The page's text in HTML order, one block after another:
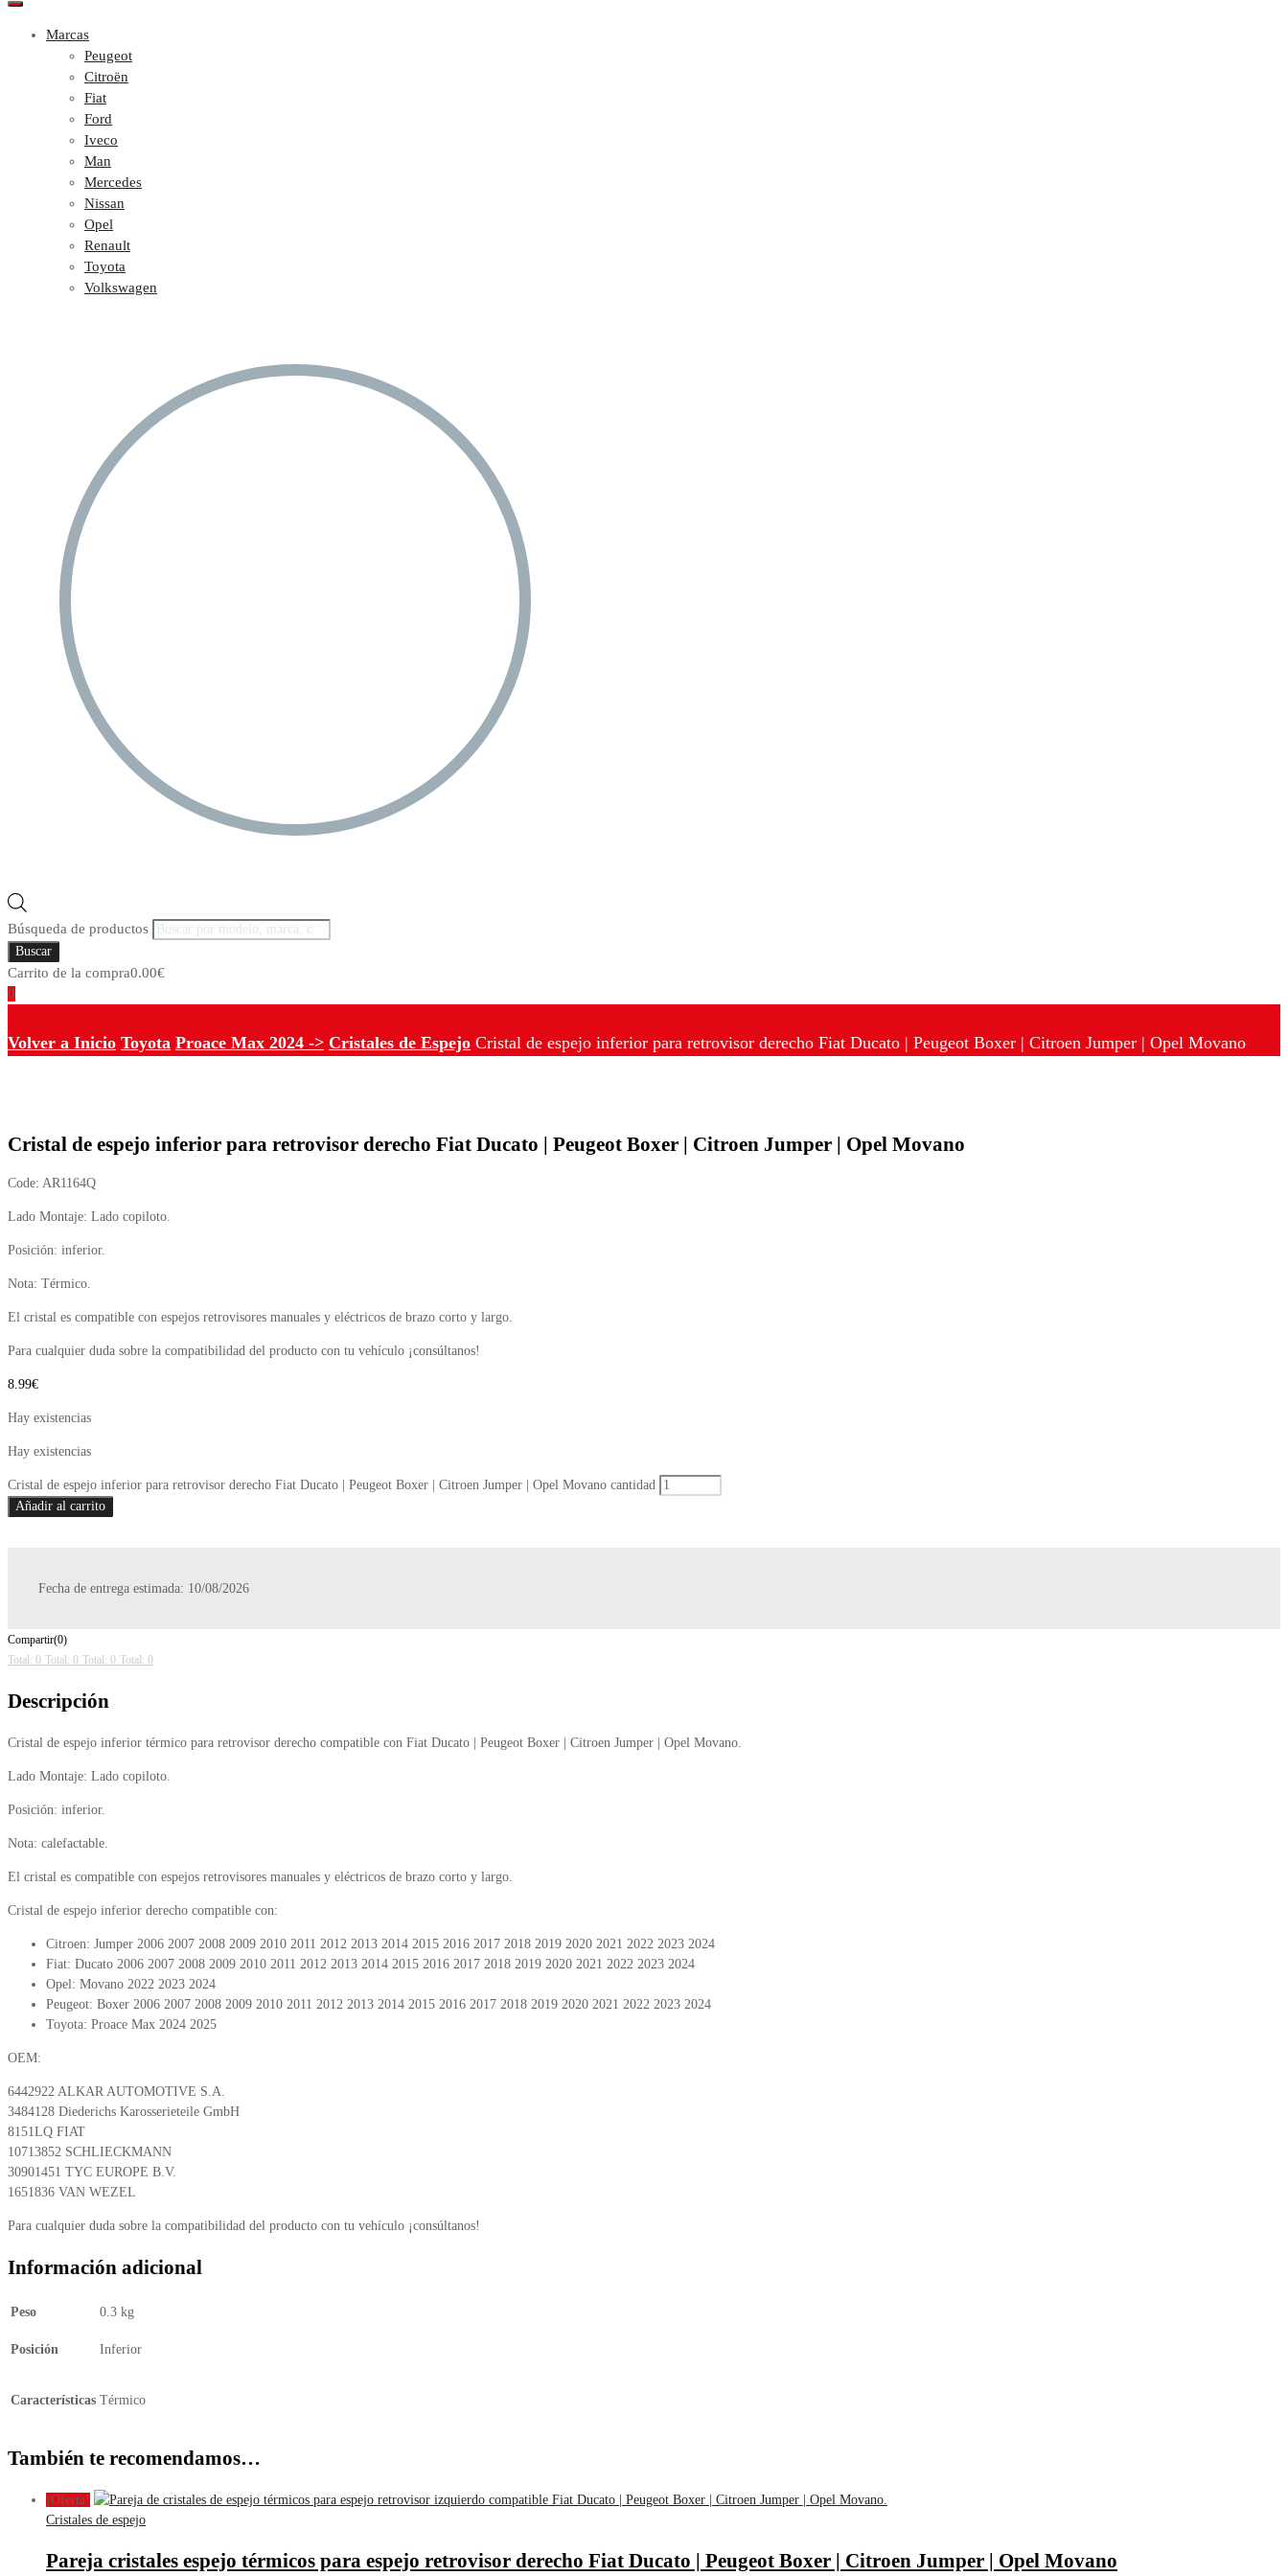
Marcas
Peugeot
Citroën
Fiat
Ford
Iveco
Man
Mercedes
Nissan
Opel
Renault
Toyota
Volkswagen
Búsqueda de productos
Buscar
Carrito de la compra0.00€
0
Volver a Inicio Toyota Proace Max 2024 -> Cristales de Espejo Cristal de espejo inferior para retrovisor derecho Fiat Ducato | Peugeot Boxer | Citroen Jumper | Opel Movano
Cristal de espejo inferior para retrovisor derecho Fiat Ducato | Peugeot Boxer | Citroen Jumper | Opel Movano
Code: AR1164Q
Lado Montaje: Lado copiloto.
Posición: inferior.
Nota: Térmico.
El cristal es compatible con espejos retrovisores manuales y eléctricos de brazo corto y largo.
Para cualquier duda sobre la compatibilidad del producto con tu vehículo ¡consúltanos!
8.99€
Hay existencias
Hay existencias
Cristal de espejo inferior para retrovisor derecho Fiat Ducato | Peugeot Boxer | Citroen Jumper | Opel Movano cantidad
Añadir al carrito
Fecha de entrega estimada: 10/08/2026
Compartir(0)
Total: 0 Total: 0 Total: 0 Total: 0
Descripción
Cristal de espejo inferior térmico para retrovisor derecho compatible con Fiat Ducato | Peugeot Boxer | Citroen Jumper | Opel Movano.
Lado Montaje: Lado copiloto.
Posición: inferior.
Nota: calefactable.
El cristal es compatible con espejos retrovisores manuales y eléctricos de brazo corto y largo.
Cristal de espejo inferior derecho compatible con:
Citroen: Jumper 2006 2007 2008 2009 2010 2011 2012 2013 2014 2015 2016 2017 2018 2019 2020 2021 2022 2023 2024
Fiat: Ducato 2006 2007 2008 2009 2010 2011 2012 2013 2014 2015 2016 2017 2018 2019 2020 2021 2022 2023 2024
Opel: Movano 2022 2023 2024
Peugeot: Boxer 2006 2007 2008 2009 2010 2011 2012 2013 2014 2015 2016 2017 2018 2019 2020 2021 2022 2023 2024
Toyota: Proace Max 2024 2025
OEM:
6442922 ALKAR AUTOMOTIVE S.A.
3484128 Diederichs Karosserieteile GmbH
8151LQ FIAT
10713852 SCHLIECKMANN
30901451 TYC EUROPE B.V.
1651836 VAN WEZEL
Para cualquier duda sobre la compatibilidad del producto con tu vehículo ¡consúltanos!
Información adicional
Peso 0.3 kg
Posición Inferior
Características Térmico
También te recomendamos…
¡Oferta!
Cristales de espejo
Pareja cristales espejo térmicos para espejo retrovisor derecho Fiat Ducato | Peugeot Boxer | Citroen Jumper | Opel Movano